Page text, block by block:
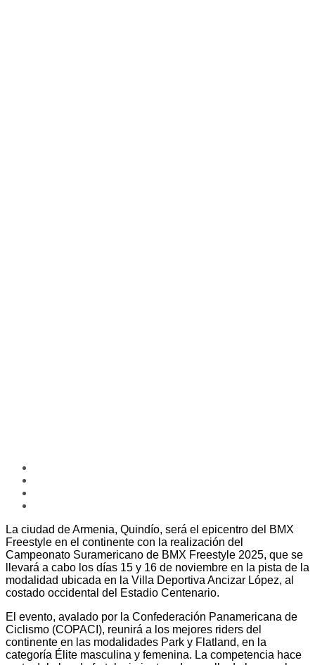
La ciudad de Armenia, Quindío, será el epicentro del BMX
Freestyle en el continente con la realización del
Campeonato Suramericano de BMX Freestyle 2025, que se
llevará a cabo los días 15 y 16 de noviembre en la pista de la
modalidad ubicada en la Villa Deportiva Ancizar López, al
costado occidental del Estadio Centenario.
El evento, avalado por la Confederación Panamericana de
Ciclismo (COPACI), reunirá a los mejores riders del
continente en las modalidades Park y Flatland, en la
categoría Élite masculina y femenina. La competencia hace